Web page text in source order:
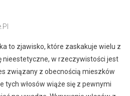
to zjawisko, które zaskakuje wielu z
nieestetyczne, w rzeczywistości jest
związany z obecnością mieszków
tych włosów wiąże się z pewnymi